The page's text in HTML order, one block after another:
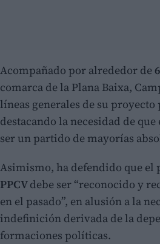
Acompañado por alrededor de
comarca de la Plana Baixa,
líneas generales de su proyecto
destacando la necesidad de
ser un partido de mayorías
Asimismo, ha defendido que
PPCVdebe ser “reconocido y
en el pasado”, en alusión a la
indefinición derivada de la
formaciones políticas.